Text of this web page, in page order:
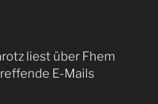
liest über Fhem
E-Mails